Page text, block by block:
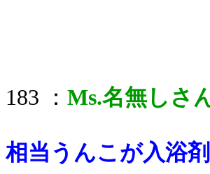
183 ： Ms.名無しさ
相当うんこが入浴